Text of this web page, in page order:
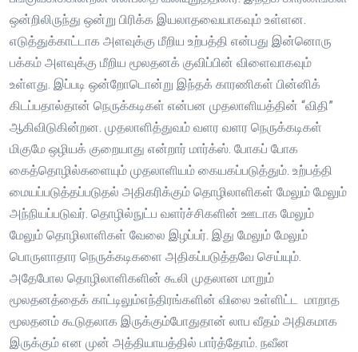
ஒன்றிலிருந்து ஒன்று பிரிக்க இயலாதவையாகவும் உள்ளன.
எடுத்துக்காட்டாக அளவுக்கு மீறிய உற்பத்தி என்பது இன்னொரு
பக்கம் அளவுக்கு மீறிய மூலதனக் குவிப்பின் விளைவாகவும்
உள்ளது. இப்படி ஒன்றோடொன்று இந்தக் காரணிகள் பின்னிக்
கிடப்பதால்தான் நெருக்கடிகள் என்பன முதலாளியத்தின் “விதி”
ஆகிவிடுகின்றன. முதலாளித்துவம் வளர வளர நெருக்கடிகள்
மிகுமே ஒழியக் குறையாது என்றார் மார்க்ஸ். போகப் போக
கைத்தொழில்களையும் முதலாளியம் கையகப்படுத்தும். உற்பத்தி
மையப்படுத்தப்படுதல் அதிகரிக்கும் தொழிலாளிகள் மேலும் மேலும்
அந்நியப்படுவர். தொழில்நுட்ப வளர்ச்சிகளின் ஊடாக மேலும்
மேலும் தொழிலாளிகள் வேலை இழப்பர். இது மேலும் மேலும்
பொருளாதார நெருக்கடிகளை அதிகப்படுத்தவே செய்யும்.
அதேபோல தொழிலாளிகளின் கூலி முதலான மாறும்
மூலதனத்தைக் காட்டிலும்எந்திரங்களின் விலை உள்ளிட்ட மாறாத
மூலதனம் கூடுதலாக இருக்கும்போதுதான் லாப வீதம் அதிகமாக
இருக்கும் என முன் அத்தியாயத்தில் பார்த்தோம். நவீன